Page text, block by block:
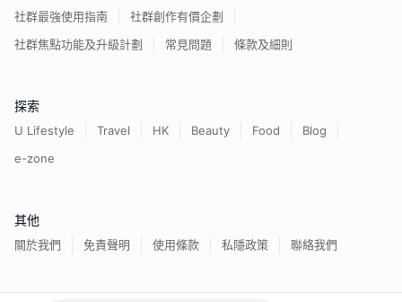
社群最強使用指南
社群創作有價企劃
社群焦點功能及升級計劃
常見問題 條款及細則
探索
U Lifestyle Travel HK Beauty Food
Blog
e-zone
其他
關於我們 免責聲明 使用條款 私隱政策 聯絡我們